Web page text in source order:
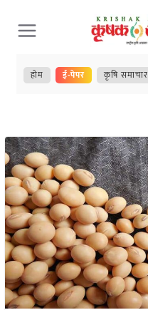
Skip
to
content
होम ई-पेपर कृषि समाचार